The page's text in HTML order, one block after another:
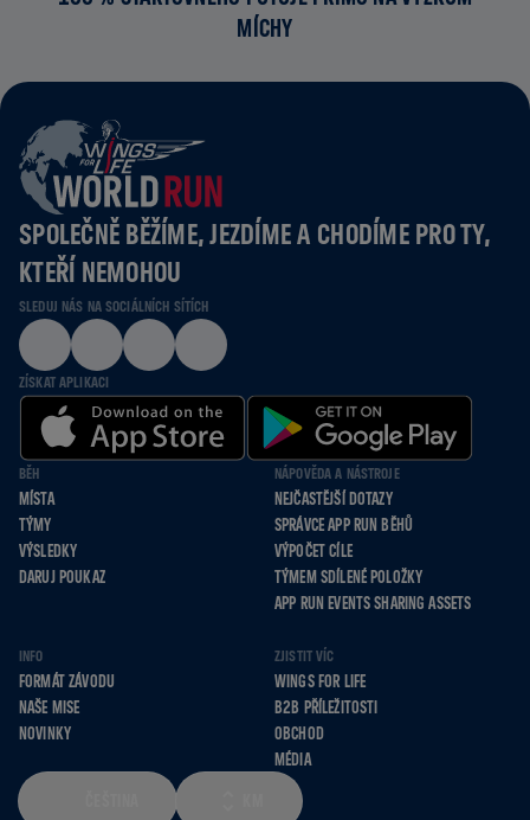
MÍCHY
SPOLEČNĚ BĚŽÍME, JEZDÍME A CHODÍME PRO TY,
KTEŘÍ NEMOHOU
SLEDUJ NÁS NA SOCIÁLNÍCH SÍTÍCH
ZÍSKAT APLIKACI
BĚH
MÍSTA
TÝMY
VÝSLEDKY
DARUJ POUKAZ
NÁPOVĚDA A NÁSTROJE
NEJČASTĚJŠÍ DOTAZY
SPRÁVCE APP RUN BĚHŮ
VÝPOČET CÍLE
TÝMEM SDÍLENÉ POLOŽKY
APP RUN EVENTS SHARING ASSETS
INFO
FORMÁT ZÁVODU
NAŠE MISE
NOVINKY
ZJISTIT VÍC
WINGS FOR LIFE
B2B PŘÍLEŽITOSTI
OBCHOD
MÉDIA